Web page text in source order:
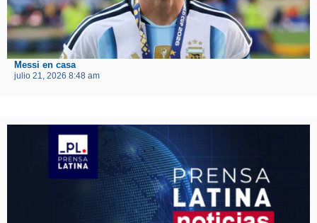
Messi en casa
julio 21, 2026 8:48 am